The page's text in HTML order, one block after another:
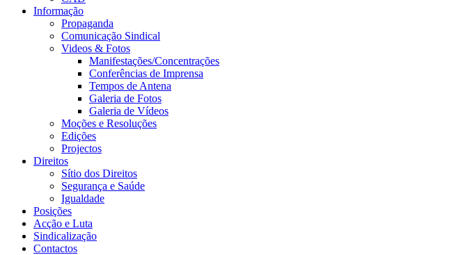
Informação
Propaganda
Comunicação Sindical
Videos & Fotos
Manifestações/Concentrações
Conferências de Imprensa
Tempos de Antena
Galeria de Fotos
Galeria de Vídeos
Moções e Resoluções
Edições
Projectos
Direitos
Sítio dos Direitos
Segurança e Saúde
Igualdade
Posições
Acção e Luta
Sindicalização
Contactos